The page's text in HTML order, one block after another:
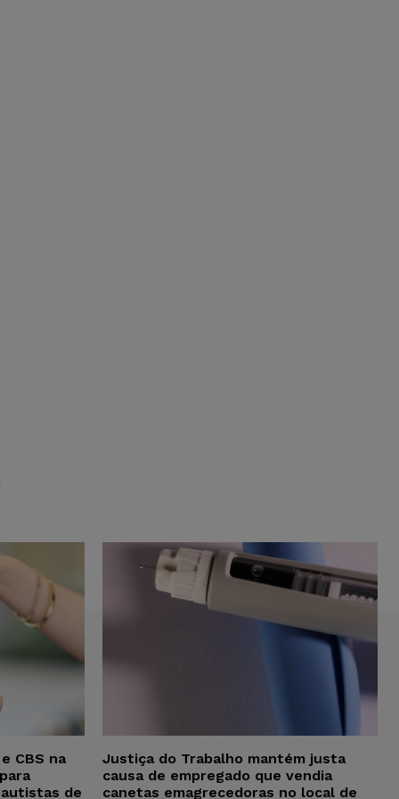
CBS na
de
Justiça do Trabalho mantém justa
causa de empregado que vendia
canetas emagrecedoras no local de